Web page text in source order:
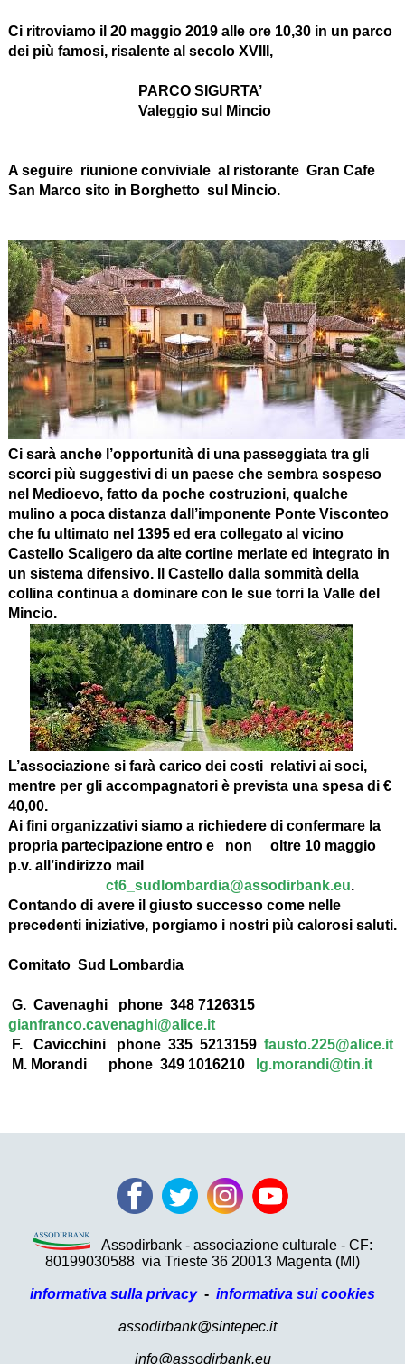
Ci ritroviamo il 20 maggio 2019 alle ore 10,30 in un parco
dei più famosi, risalente al secolo XVIII,
PARCO SIGURTA’
Valeggio sul Mincio
A seguire riunione conviviale al ristorante Gran Cafe
San Marco sito in Borghetto sul Mincio.
Ci sarà anche l’opportunità di una passeggiata tra gli
scorci più suggestivi di un paese che sembra sospeso
nel Medioevo, fatto da poche costruzioni, qualche
mulino a poca distanza dall’imponente Ponte Visconteo
che fu ultimato nel 1395 ed era collegato al vicino
Castello Scaligero da alte cortine merlate ed integrato in
un sistema difensivo. Il Castello dalla sommità della
collina continua a dominare con le sue torri la Valle del
Mincio.
L’associazione si farà carico dei costi relativi ai soci,
mentre per gli accompagnatori è prevista una spesa di €
40,00.
Ai fini organizzativi siamo a richiedere di confermare la
propria partecipazione entro e non oltre 10 maggio
p.v. all’indirizzo mail
ct6_sudlombardia@assodirbank.eu.
Contando di avere il giusto successo come nelle
precedenti iniziative, porgiamo i nostri più calorosi saluti.
Comitato Sud Lombardia
G. Cavenaghi phone 348 7126315
gianfranco.cavenaghi@alice.it
F. Cavicchini phone 335 5213159 fausto.225@alice.it
M. Morandi phone 349 1016210
lg.morandi@tin.it
Assodirbank - associazione culturale - CF:
80199030588 via Trieste 36 20013 Magenta (MI)
informativa sulla privacy- informativa sui cookies
assodirbank@sintepec.it
info@assodirbank.eu